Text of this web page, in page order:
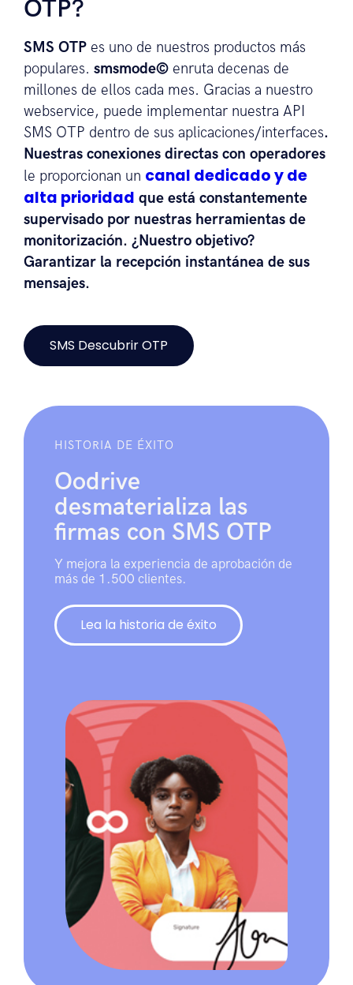
OTP?
SMS OTP es uno de nuestros productos más
populares. smsmode© enruta decenas de
millones de ellos cada mes. Gracias a nuestro
webservice, puede implementar nuestra API
SMS OTP dentro de sus aplicaciones/interfaces.
Nuestras conexiones directas con operadores
le proporcionan un canal dedicado y de
alta prioridad que está constantemente
supervisado por nuestras herramientas de
monitorización. ¿Nuestro objetivo?
Garantizar la recepción instantánea de sus
mensajes.
SMS Descubrir OTP
HISTORIA DE ÉXITO
Oodrive
desmaterializa las
firmas con SMS OTP
Y mejora la experiencia de aprobación de
más de 1.500 clientes.
Lea la historia de éxito